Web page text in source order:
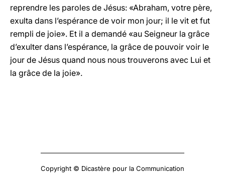
reprendre les paroles de Jésus: «Abraham, votre père,
exulta dans l’espérance de voir mon jour; il le vit et fut
rempli de joie». Et il a demandé «au Seigneur la grâce
d’exulter dans l’espérance, la grâce de pouvoir voir le
jour de Jésus quand nous nous trouverons avec Lui et
la grâce de la joie».
Copyright © Dicastère pour la Communication